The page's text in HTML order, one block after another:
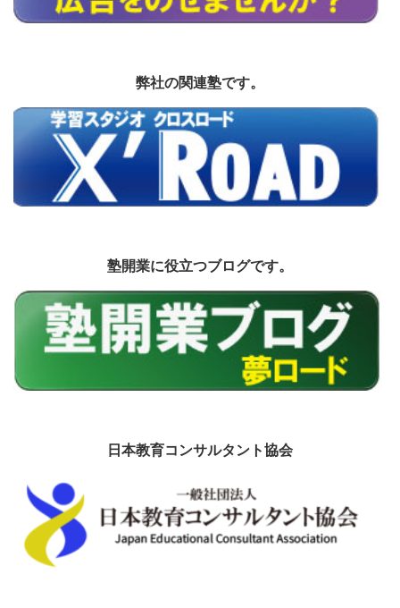
弊社の関連塾です。
塾開業に役立つブログです。
日本教育コンサルタント協会